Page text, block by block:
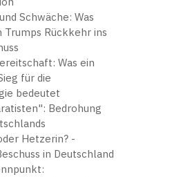
Schwäche: Was
Trumps Rückkehr ins
Was ein
für die
bedeutet
Bedrohung
Hetzerin? -
in Deutschland